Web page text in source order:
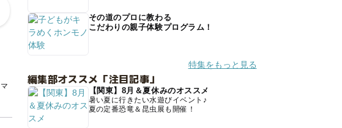
その道のプロに教わる
こだわりの親子体験プログラム！
特集をもっと見る
編集部オススメ「注目記事」
【関東】8月＆夏休みのオススメ
暑い夏に行きたい水遊びイベント♪
夏の定番恐竜＆昆虫展も開催！